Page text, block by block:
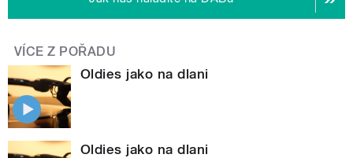
VÍCE Z POŘADU
Oldies jako na dlani
Oldies jako na dlani